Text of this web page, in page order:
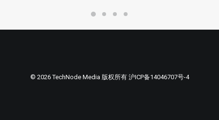
© 2026 TechNode Media 版权所有 沪ICP备14046707号-4